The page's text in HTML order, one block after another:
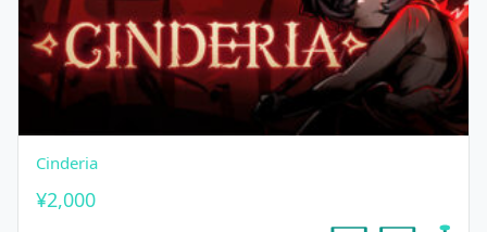
Cinderia
¥2,000